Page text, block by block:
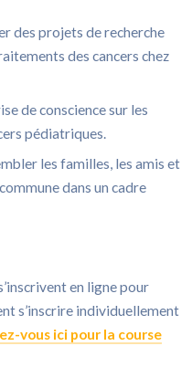
des projets de recherche
des cancers chez
de conscience sur les
pédiatriques.
les familles, les amis et
dans un cadre
en ligne pour
s’inscrire individuellement
vous ici pour la course